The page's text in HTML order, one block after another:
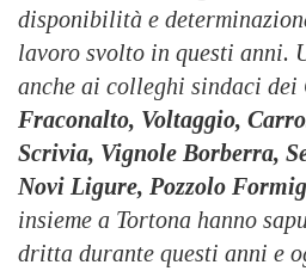
disponibilità e
lavoro svolto in questi anni.
anche ai colleghi sindaci dei
Fraconalto, Voltaggio,
Scrivia, Vignole Borberra,
Novi Ligure, Pozzolo
insieme a Tortona hanno
dritta durante questi anni e